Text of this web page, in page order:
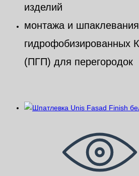
изделий
монтажа и шпаклевания
гидрофобизированных
(ПГП) для перегородок